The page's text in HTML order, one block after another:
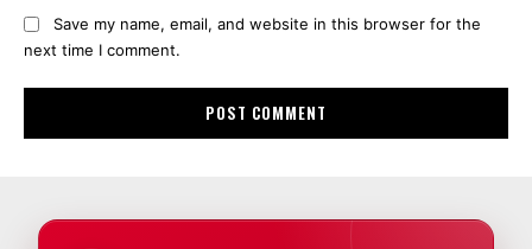
Save my name, email, and website in this browser for the
next time I comment.